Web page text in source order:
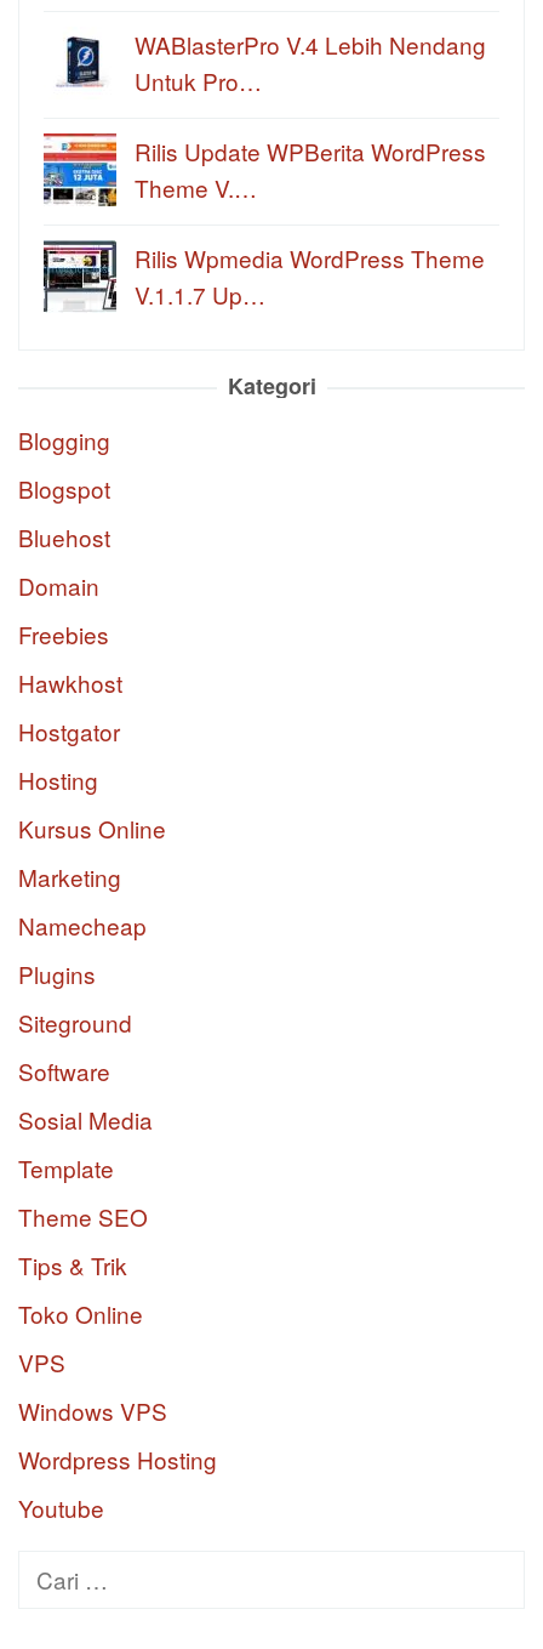
WABlasterPro V.4 Lebih Nendang
Untuk Pro…
Rilis Update WPBerita WordPress
Theme V.…
Rilis Wpmedia WordPress Theme
V.1.1.7 Up…
Kategori
Blogging
Blogspot
Bluehost
Domain
Freebies
Hawkhost
Hostgator
Hosting
Kursus Online
Marketing
Namecheap
Plugins
Siteground
Software
Sosial Media
Template
Theme SEO
Tips & Trik
Toko Online
VPS
Windows VPS
Wordpress Hosting
Youtube
Cari